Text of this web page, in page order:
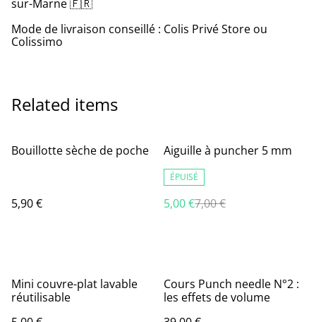
sur-Marne 🇫🇷
Mode de livraison conseillé : Colis Privé Store ou
Colissimo
Related items
Bouillotte sèche de poche
5,90 €
%
Aiguille à puncher 5 mm
ÉPUISÉ
5,00 €7,00 €
Mini couvre-plat lavable
réutilisable
Cours Punch needle N°2 :
les effets de volume